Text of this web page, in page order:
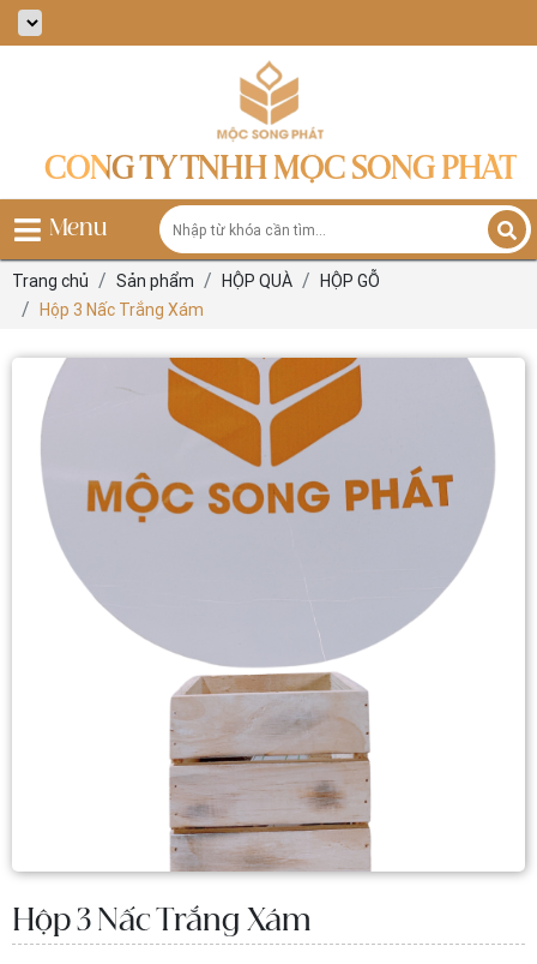
CÔNG TY TNHH MỘC SONG PHÁT
Menu
Trang chủ Sản phẩm HỘP QUÀ
HỘP GỖ
Hộp 3 Nấc Trắng Xám
Hộp 3 Nấc Trắng Xám